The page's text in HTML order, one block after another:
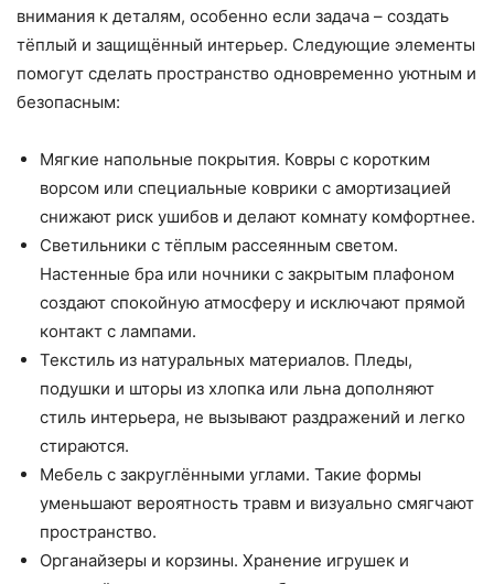
внимания к деталям, особенно если задача – создать
тёплый и защищённый интерьер. Следующие элементы
помогут сделать пространство одновременно уютным и
безопасным:
Мягкие напольные покрытия. Ковры с коротким
ворсом или специальные коврики с амортизацией
снижают риск ушибов и делают комнату комфортнее.
Светильники с тёплым рассеянным светом.
Настенные бра или ночники с закрытым плафоном
создают спокойную атмосферу и исключают прямой
контакт с лампами.
Текстиль из натуральных материалов. Пледы,
подушки и шторы из хлопка или льна дополняют
стиль интерьера, не вызывают раздражений и легко
стираются.
Мебель с закруглёнными углами. Такие формы
уменьшают вероятность травм и визуально смягчают
пространство.
Органайзеры и корзины. Хранение игрушек и